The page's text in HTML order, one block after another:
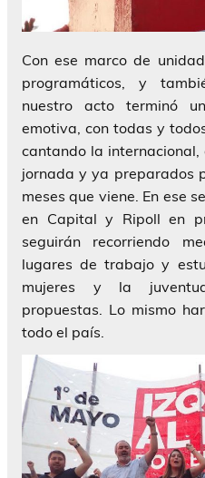
Con ese marco de
programáticos, y
nuestro acto terminó
emotiva, con todas y
cantando la
jornada y ya preparados
meses que viene. En ese
en Capital y Ripoll en
seguirán recorriendo
lugares de trabajo y
mujeres y la
propuestas. Lo mismo
todo el país.